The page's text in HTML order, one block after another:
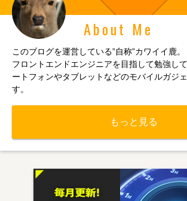
About Me
このブログを運営している”自称”カワイイ鹿。
フロントエンドエンジニアを目指して勉強し
ートフォンやタブレットなどのモバイルガジ
す。
もっと見る